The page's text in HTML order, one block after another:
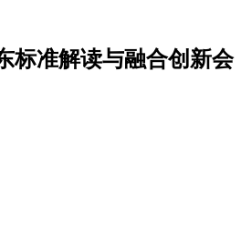
标准解读与融合创新会